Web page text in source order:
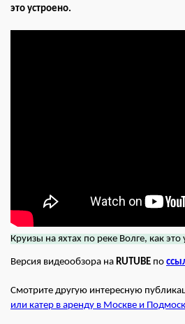
это устроено.
Круизы на яхтах по реке Волге, как это
Версия видеообзора на RUTUBE по
Смотрите другую интересную
или катер в аренду в Москве и